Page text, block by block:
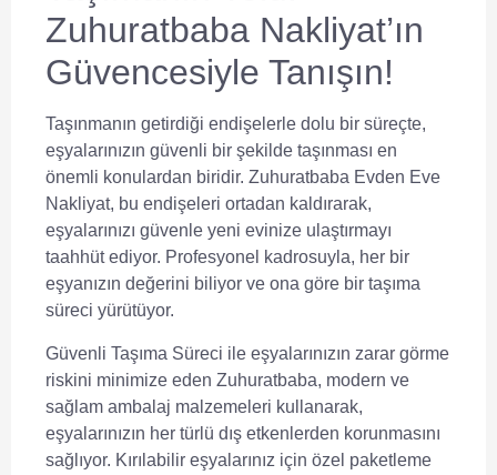
Zuhuratbaba Nakliyat’ın
Güvencesiyle Tanışın!
Taşınmanın getirdiği endişelerle dolu bir süreçte,
eşyalarınızın güvenli bir şekilde taşınması en
önemli konulardan biridir. Zuhuratbaba Evden Eve
Nakliyat, bu endişeleri ortadan kaldırarak,
eşyalarınızı güvenle yeni evinize ulaştırmayı
taahhüt ediyor. Profesyonel kadrosuyla, her bir
eşyanızın değerini biliyor ve ona göre bir taşıma
süreci yürütüyor.
Güvenli Taşıma Süreci ile eşyalarınızın zarar görme
riskini minimize eden Zuhuratbaba, modern ve
sağlam ambalaj malzemeleri kullanarak,
eşyalarınızın her türlü dış etkenlerden korunmasını
sağlıyor. Kırılabilir eşyalarınız için özel paketleme